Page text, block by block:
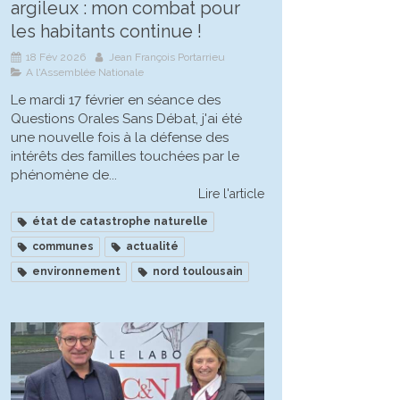
argileux : mon combat pour
les habitants continue !
18 Fév 2026
Jean François Portarrieu
A l'Assemblée Nationale
Le mardi 17 février en séance des
Questions Orales Sans Débat, j'ai été
une nouvelle fois à la défense des
intérêts des familles touchées par le
phénomène de...
Lire l'article
état de catastrophe naturelle
communes
actualité
environnement
nord toulousain